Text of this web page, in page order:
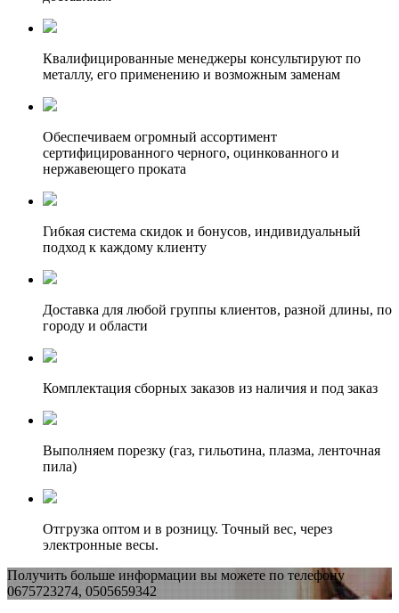
Квалифицированные менеджеры консультируют по
металлу, его применению и возможным заменам
Обеспечиваем огромный ассортимент
сертифицированного черного, оцинкованного и
нержавеющего проката
Гибкая система скидок и бонусов, индивидуальный
подход к каждому клиенту
Доставка для любой группы клиентов, разной длины, по
городу и области
Комплектация сборных заказов из наличия и под заказ
Выполняем порезку (газ, гильотина, плазма, ленточная
пила)
Отгрузка оптом и в розницу. Точный вес, через
электронные весы.
Получить больше информации вы можете по телефону
0675723274, 0505659342